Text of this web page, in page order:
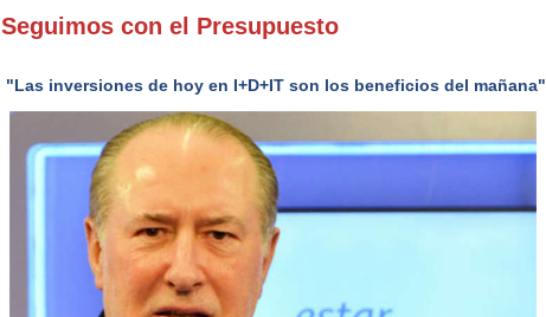
Seguimos con el Presupuesto
"Las inversiones de hoy en I+D+IT son los beneficios del mañana"